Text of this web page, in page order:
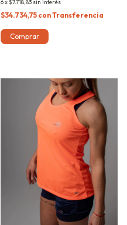
6x $7.718,83 sin interés
$34.734,75 conTransferencia
Comprar